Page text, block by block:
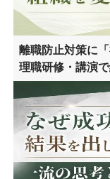
離職防止対策に
理職研修・講演